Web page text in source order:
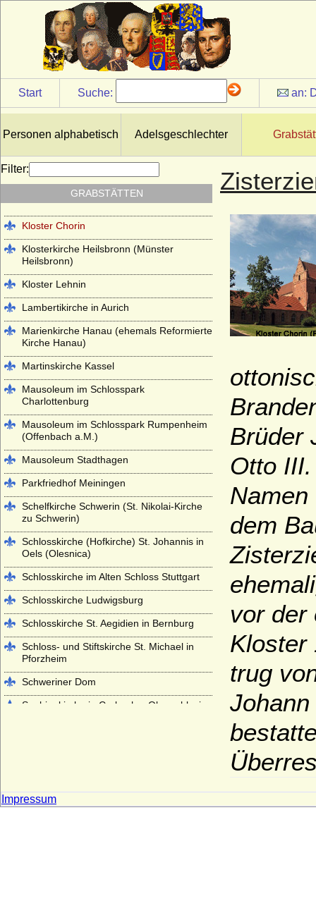
Start Suche: an:
Personen alphabetisch Adelsgeschlechter
Brüder
Otto
dem
vor der
Kloster
trug
Filter:
GRABSTÄTTEN
Karlsruhe
Helenen-Paulownen-Mausoleum im
Schlosspark Ludwigslust
Hof- und Stiftskirche St. Gumbert in
Ansbach (Gunbertuskirche Ansbach)
Hohenzollerngruft im Berliner Dom
Lutherische Kirche Hanau)
Kapuzinergruft Wien
Kloster Altzella bei Nossen
Kloster Arnsburg (bei Lich in Hessen)
Kloster Chorin
Klosterkirche Heilsbronn (Münster
Heilsbronn)
Kloster Lehnin
Lambertikirche in Aurich
Marienkirche Hanau (ehemals Reformierte
Kirche Hanau)
Martinskirche Kassel
Mausoleum im Schlosspark
Charlottenburg
Mausoleum im Schlosspark Rumpenheim
(Offenbach a.M.)
Mausoleum Stadthagen
Parkfriedhof Meiningen
Schelfkirche Schwerin (St. Nikolai-Kirche
zu Schwerin)
Schlosskirche (Hofkirche) St. Johannis in
Oels (Olesnica)
Schlosskirche im Alten Schloss Stuttgart
Schlosskirche Ludwigsburg
Schlosskirche St. Aegidien in Bernburg
Schloss- und Stiftskirche St. Michael in
Pforzheim
Schweriner Dom
Sophienkirche in Carlsruhe, Oberschlesien
Stadtpfarrkirche St. Johannis in Ansbach
Impressum